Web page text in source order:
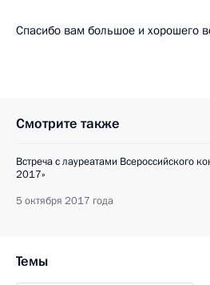
Спасибо вам большое и хорошего
Смотрите также
Встреча с лауреатами Всероссийского
2017»
5 октября 2017 года
Темы